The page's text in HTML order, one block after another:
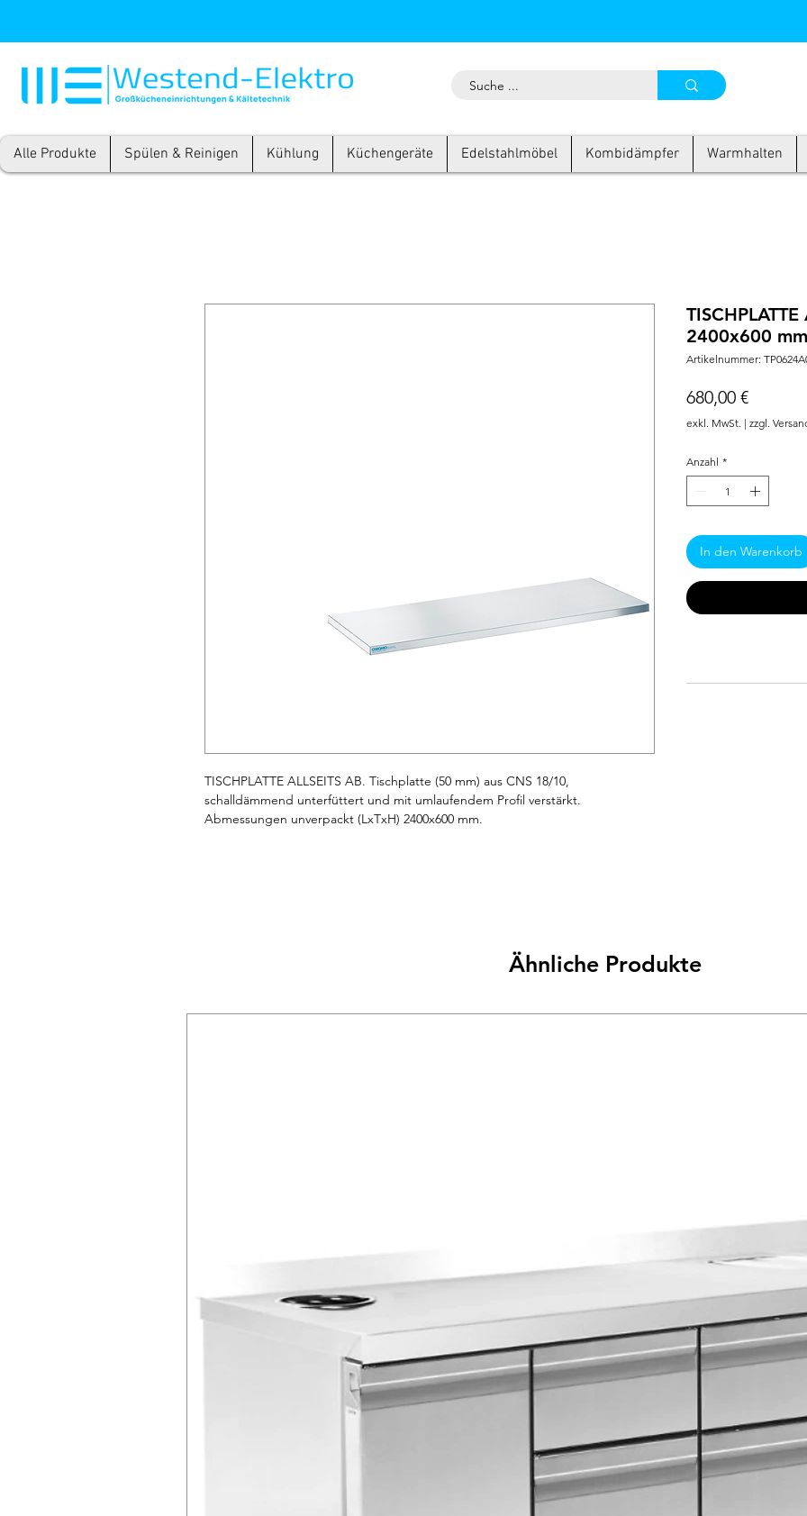
Alle Produkte Spülen & Reinigen Kühlung Küchengeräte Edelstahlmöbel Kombidämpfer Warmhalten
TISCHPLATTE ALLSEITS AB. Tischplatte (50 mm) aus CNS 18/10,
schalldämmend unterfüttert und mit umlaufendem Profil verstärkt.
Abmessungen unverpackt (LxTxH) 2400x600 mm.
TISCHPLATTE
2400x600 mm
Artikelnummer:
680,00 €Preis
exkl. MwSt. | zzgl.
Anzahl *
In den Warenkorb
Ähnliche Produkte